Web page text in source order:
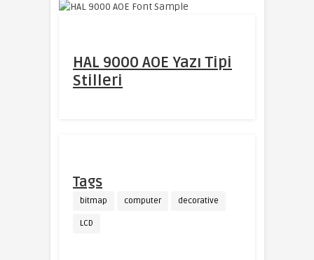
HAL 9000 AOE Yazı Tipi
Stilleri
Tags
bitmap computer decorative
LCD